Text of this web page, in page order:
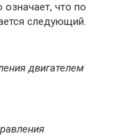
означает, что по
следующий.
двигателем